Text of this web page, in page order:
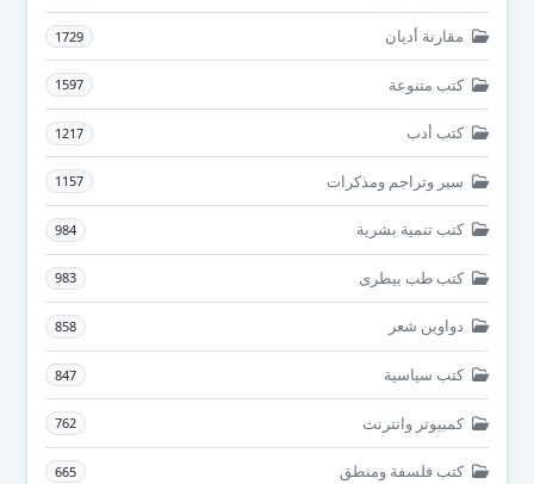
مقارنة أديان 1729
كتب متنوعة 1597
كتب أدب 1217
سير وتراجم ومذكرات 1157
كتب تنمية بشرية 984
كتب طب بيطرى 983
دواوين شعر 858
كتب سياسية 847
كمبيوتر وانترنت 762
كتب فلسفة ومنطق 665